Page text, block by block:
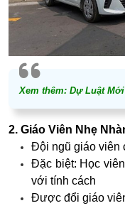
Xem thêm: Dự Luật
2. Giáo Viên Nhẹ
Đội ngũ giáo viên
Đặc biệt: Học
với tính cách
Được đổi giáo